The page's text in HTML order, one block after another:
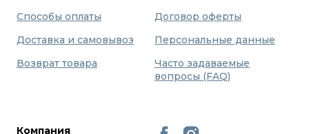
Способы оплаты
Доставка и самовывоз
Возврат товара
Договор оферты
Персональные данные
Часто задаваемые
вопросы (FAQ)
Компания